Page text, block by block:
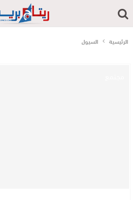
الرئيسية السيول